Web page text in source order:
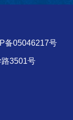
备05046217号
3501号